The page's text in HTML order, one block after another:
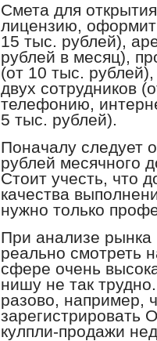
Смета для
лицензию,
15 тыс. рублей),
рублей в месяц),
(от 10 тыс.
двух сотрудников
телефонию,
5 тыс. рублей).
Поначалу следует
рублей месячного
Стоит учесть, что
качества
нужно только
При анализе рынка
реально смотреть
сфере очень
нишу не так
разово, например,
зарегистрировать
кулпли-продажи